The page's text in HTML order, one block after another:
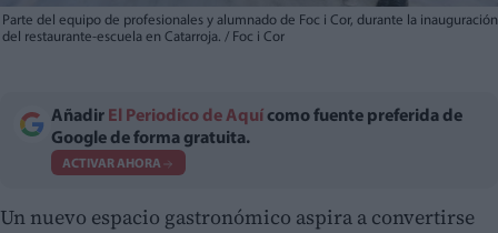
Parte del equipo de profesionales y alumnado de Foc i Cor, durante la inauguración
del restaurante-escuela en Catarroja. / Foc i Cor
Añadir El Periodico de Aquí como fuente preferida de
Google de forma gratuita.
ACTIVAR AHORA
Un nuevo espacio gastronómico aspira a convertirse